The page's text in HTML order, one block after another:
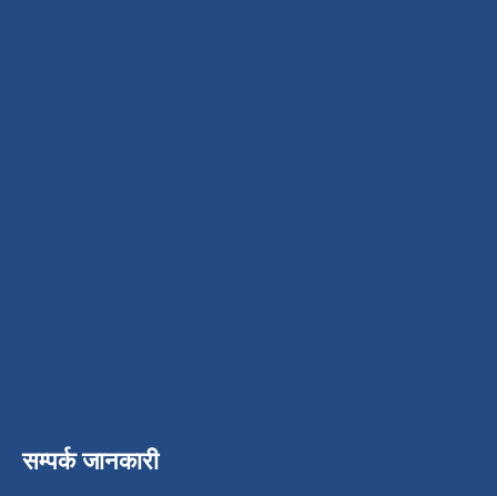
सम्पर्क जानकारी